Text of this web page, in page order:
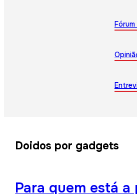
Doidos por gadgets
Para quem está